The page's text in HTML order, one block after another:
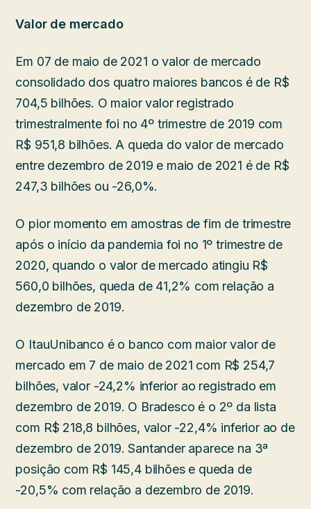
Valor de mercado
Em 07 de maio de 2021 o valor de mercado
consolidado dos quatro maiores bancos é de R$
704,5 bilhões. O maior valor registrado
trimestralmente foi no 4º trimestre de 2019 com
R$ 951,8 bilhões. A queda do valor de mercado
entre dezembro de 2019 e maio de 2021 é de R$
247,3 bilhões ou -26,0%.
O pior momento em amostras de fim de trimestre
após o início da pandemia foi no 1º trimestre de
2020, quando o valor de mercado atingiu R$
560,0 bilhões, queda de 41,2% com relação a
dezembro de 2019.
O ItauUnibanco é o banco com maior valor de
mercado em 7 de maio de 2021 com R$ 254,7
bilhões, valor -24,2% inferior ao registrado em
dezembro de 2019. O Bradesco é o 2º da lista
com R$ 218,8 bilhões, valor -22,4% inferior ao de
dezembro de 2019. Santander aparece na 3ª
posição com R$ 145,4 bilhões e queda de
-20,5% com relação a dezembro de 2019.